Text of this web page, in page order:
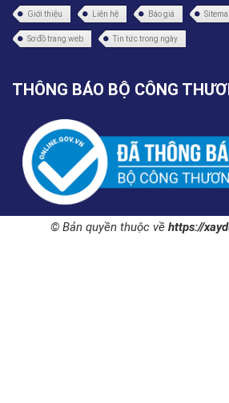
Giới thiệu Liên hệ Báo giá
Sơ đồ trang web Tin tức trong ngày
THÔNG BÁO BỘ CÔNG
© Bản quyền thuộc về https://